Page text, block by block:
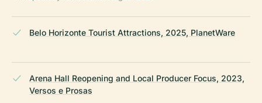
Belo Horizonte Tourist Attractions, 2025, PlanetWare
Arena Hall Reopening and Local Producer Focus, 2023,
Versos e Prosas